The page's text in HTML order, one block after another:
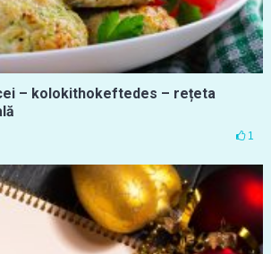
– kolokithokeftedes – rețeta
1